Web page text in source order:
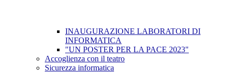
INAUGURAZIONE LABORATORI DI
INFORMATICA
"UN POSTER PER LA PACE 2023"
Accoglienza con il teatro
Sicurezza informatica